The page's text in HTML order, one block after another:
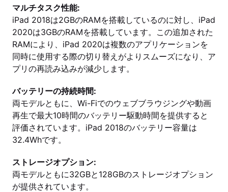
マルチタスク性能:
iPad 2018は2GBのRAMを搭載しているのに対し、iPad
2020は3GBのRAMを搭載しています。この追加された
RAMにより、iPad 2020は複数のアプリケーションを
同時に使用する際の切り替えがよりスムーズになり、ア
プリの再読み込みが減少します。
バッテリーの持続時間:
両モデルともに、Wi-Fiでのウェブブラウジングや動画
再生で最大10時間のバッテリー駆動時間を提供すると
評価されています。iPad 2018のバッテリー容量は
32.4Whです。
ストレージオプション:
両モデルともに32GBと128GBのストレージオプション
が提供されています。